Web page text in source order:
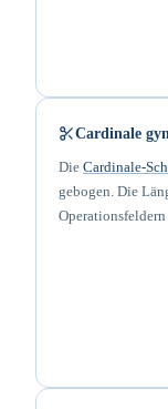
Cardinale
Die Cardinale-
gebogen. Die